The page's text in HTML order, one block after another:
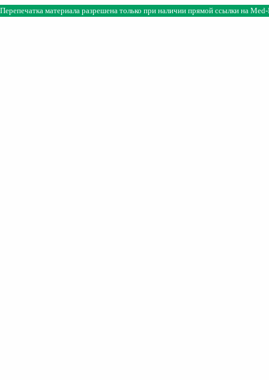
Перепечатка материала разрешена только при наличии прямой ссылки на